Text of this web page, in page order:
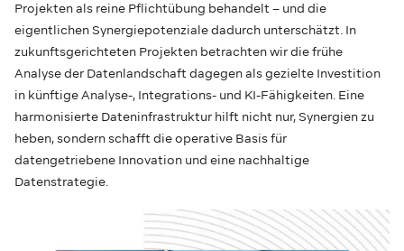
Projekten als reine Pflichtübung behandelt – und die
eigentlichen Synergiepotenziale dadurch unterschätzt. In
zukunftsgerichteten Projekten betrachten wir die frühe
Analyse der Datenlandschaft dagegen als gezielte Investition
in künftige Analyse-, Integrations- und KI-Fähigkeiten. Eine
harmonisierte Dateninfrastruktur hilft nicht nur, Synergien zu
heben, sondern schafft die operative Basis für
datengetriebene Innovation und eine nachhaltige
Datenstrategie.